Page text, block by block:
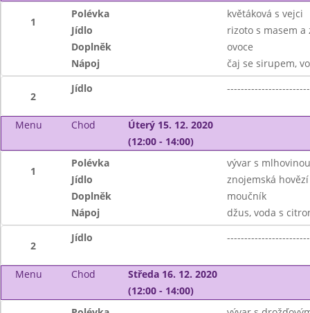
1
Polévka
květáková s vejci
Jídlo
rizoto s masem a
Doplněk
ovoce
Nápoj
čaj se sirupem,
2
Jídlo
Menu Chod
Úterý 15. 12. 2020
(12:00 - 14:00)
1
Polévka
vývar s mlhovinou
Jídlo
znojemská
Doplněk
moučník
Nápoj
džus, voda s
2
Jídlo
Menu Chod
Středa 16. 12. 2020
(12:00 - 14:00)